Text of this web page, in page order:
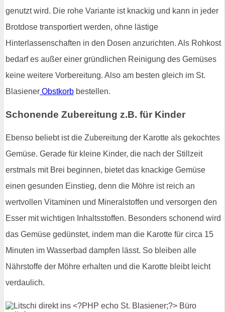
genutzt wird. Die rohe Variante ist knackig und kann in jeder
Brotdose transportiert werden, ohne lästige
Hinterlassenschaften in den Dosen anzurichten. Als Rohkost
bedarf es außer einer gründlichen Reinigung des Gemüses
keine weitere Vorbereitung. Also am besten gleich im St.
Blasiener Obstkorb bestellen.
Schonende Zubereitung z.B. für Kinder
Ebenso beliebt ist die Zubereitung der Karotte als gekochtes
Gemüse. Gerade für kleine Kinder, die nach der Stillzeit
erstmals mit Brei beginnen, bietet das knackige Gemüse
einen gesunden Einstieg, denn die Möhre ist reich an
wertvollen Vitaminen und Mineralstoffen und versorgen den
Esser mit wichtigen Inhaltsstoffen. Besonders schonend wird
das Gemüse gedünstet, indem man die Karotte für circa 15
Minuten im Wasserbad dampfen lässt. So bleiben alle
Nährstoffe der Möhre erhalten und die Karotte bleibt leicht
verdaulich.